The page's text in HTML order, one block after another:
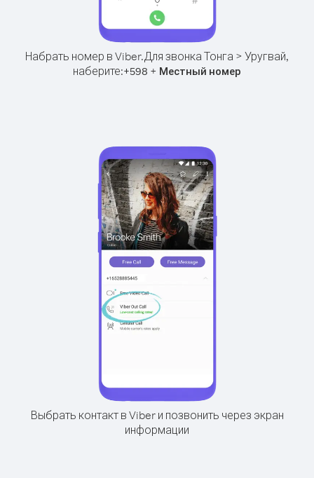
Набрать номер в Viber.Для звонка Тонга > Уругвай,
наберите:+598 + Местный номер
Выбрать контакт в Viber и позвонить через экран
информации